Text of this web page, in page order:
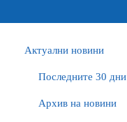
Актуални новини
Последните 30 дни
Архив на новини